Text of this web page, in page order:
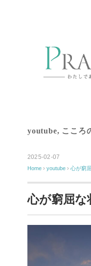
youtube, こころ
2025-02-07
Home › youtube › 心が窮
心が窮屈な